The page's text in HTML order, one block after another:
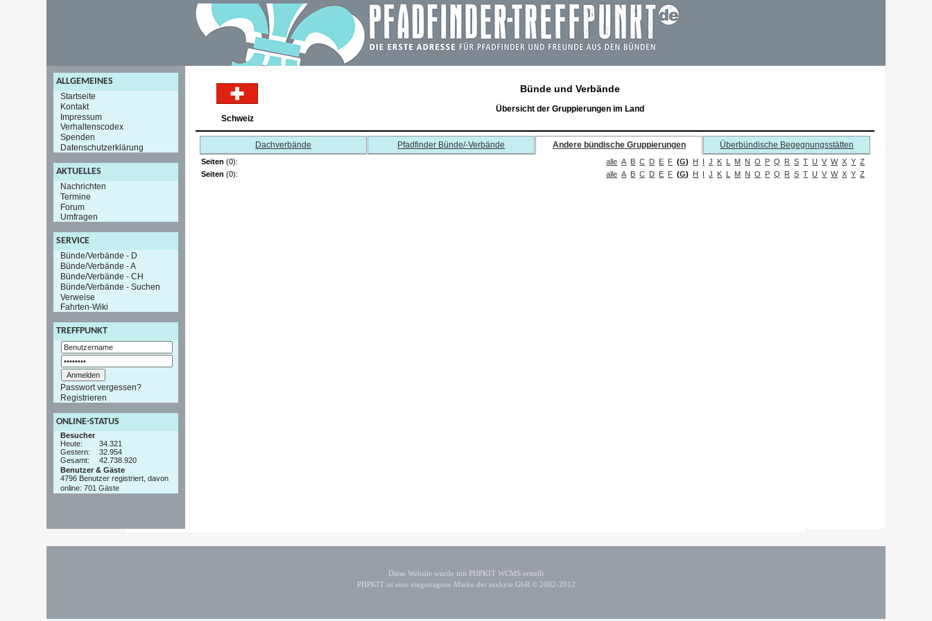
ALLGEMEINES
Startseite
Kontakt
Impressum
Verhaltenscodex
Spenden
Datenschutzerklärung
AKTUELLES
Nachrichten
Termine
Forum
Umfragen
SERVICE
Bünde/Verbände - D
Bünde/Verbände - A
Bünde/Verbände - CH
Bünde/Verbände - Suchen
Verweise
Fahrten-Wiki
TREFFPUNKT
Passwort vergessen?
Registrieren
ONLINE-STATUS
Besucher
Heute:
34.321
Gestern:
32.954
Gesamt:
42.738.920
Benutzer & Gäste
4796 Benutzer registriert, davon
online: 701 Gäste
Schweiz
Bünde und Verbände
Übersicht der Gruppierungen im Land
Dachverbände Pfadfinder Bünde/-Verbände Andere bündische Gruppierungen Überbündische Begegnungsstätten
Seiten (0): alle A B C D E F (G) H I J K L M N O P Q R S T U V W X Y Z
Seiten (0): alle A B C D E F (G) H I J K L M N O P Q R S T U V W X Y Z
Diese Website wurde mit PHPKIT WCMS erstellt
PHPKIT ist eine eingetragene Marke der mxbyte GbR © 2002-2012